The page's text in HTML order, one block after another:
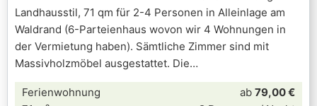
Landhausstil, 71 qm für 2-4 Personen in Alleinlage am
Waldrand (6-Parteienhaus wovon wir 4 Wohnungen in
der Vermietung haben). Sämtliche Zimmer sind mit
Massivholzmöbel ausgestattet. Die
Ferienwohnung
ab 79,00 €